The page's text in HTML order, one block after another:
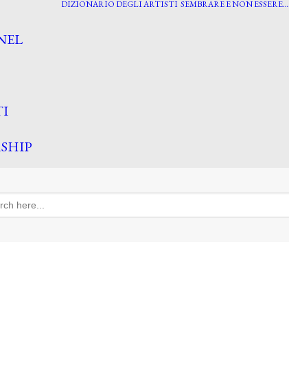
DIZIONARIO DEGLI ARTISTI SEMBRARE E NON ESSERE…